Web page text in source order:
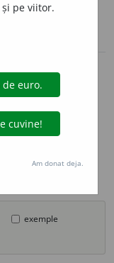
declinări
de
.
de
exemple
pe viitor.
Am donat deja.